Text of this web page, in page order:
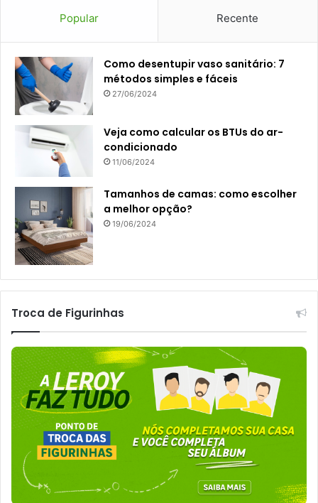
Popular Recente
Como desentupir vaso sanitário: 7
métodos simples e fáceis
27/06/2024
Veja como calcular os BTUs do ar-
condicionado
11/06/2024
Tamanhos de camas: como escolher
a melhor opção?
19/06/2024
Troca de Figurinhas